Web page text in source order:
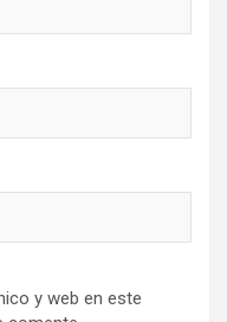
y web en este